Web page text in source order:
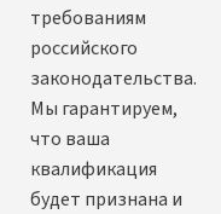
требованиям
российского
законодательства.
Мы гарантируем,
что ваша
квалификация
будет признана и